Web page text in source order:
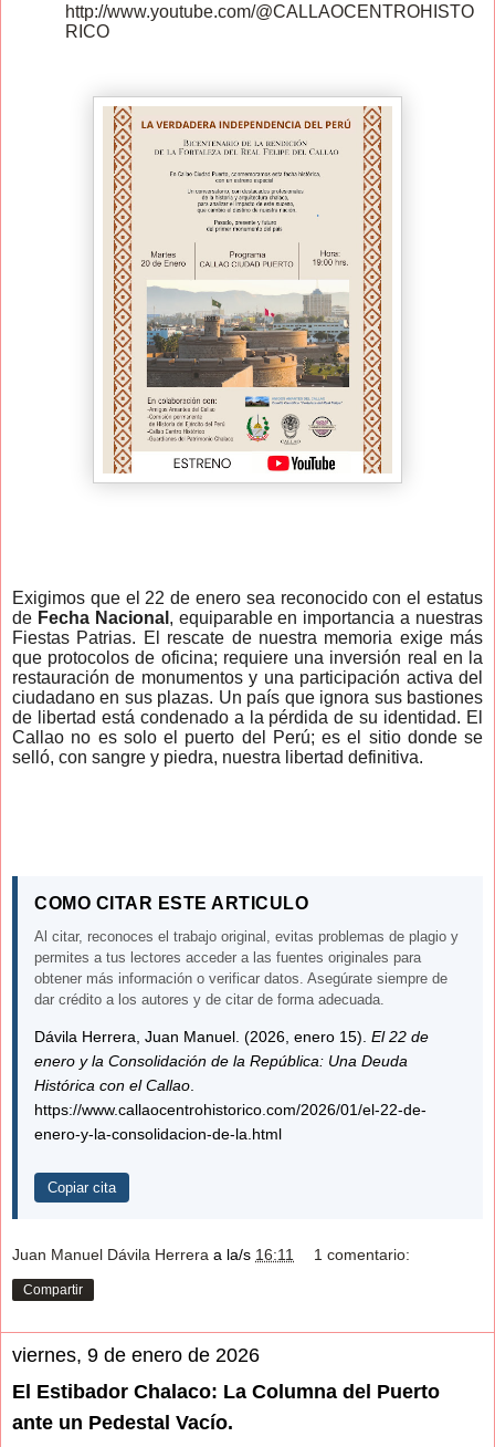
http://www.youtube.com/@CALLAOCENTROHISTO
RICO
Exigimos que el 22 de enero sea reconocido con el estatus
de Fecha Nacional , equiparable en importancia a nuestras
Fiestas Patrias. El rescate de nuestra memoria exige más
que protocolos de oficina; requiere una inversión real en la
restauración de monumentos y una participación activa del
ciudadano en sus plazas. Un país que ignora sus bastiones
de libertad está condenado a la pérdida de su identidad. El
Callao no es solo el puerto del Perú; es el sitio donde se
selló, con sangre y piedra, nuestra libertad definitiva.
COMO CITAR ESTE ARTICULO
Al citar, reconoces el trabajo original, evitas problemas de plagio y
permites a tus lectores acceder a las fuentes originales para
obtener más información o verificar datos. Asegúrate siempre de
dar crédito a los autores y de citar de forma adecuada.
Dávila Herrera, Juan Manuel. (2026, enero 15). El 22 de
enero y la Consolidación de la República: Una Deuda
Histórica con el Callao
https://www.callaocentrohistorico.com/2026/01/el-22-de-
enero-y-la-consolidacion-de-la.html
Copiar cita
Juan Manuel Dávila Herrera a la/s 16:11 1 comentario:
Compartir
viernes, 9 de enero de 2026
El Estibador Chalaco: La Columna del Puerto
ante un Pedestal Vacío.